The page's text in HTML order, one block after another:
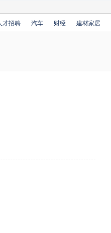
才招聘 汽车 财经 建材家居